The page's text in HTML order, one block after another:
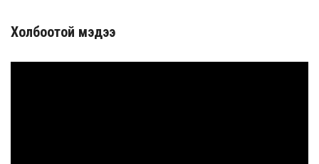
Холбоотой мэдээ